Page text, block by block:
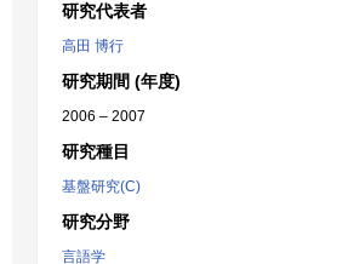
研究代表者
高田 博行
研究期間 (年度)
2006 – 2007
研究種目
基盤研究(C)
研究分野
言語学